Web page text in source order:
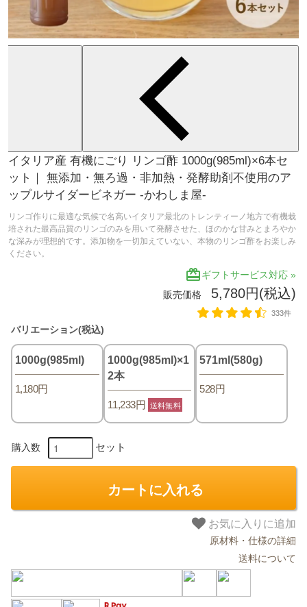
イタリア産 有機にごり リンゴ酢 1000g(985ml)×6本セ
ット｜ 無添加・無ろ過・非加熱・発酵助剤不使用のア
ップルサイダービネガー -かわしま屋-
リンゴ作りに最適な気候で名高いイタリア最北のトレンティーノ地方で有機栽
培された最高品質のリンゴのみを用いて発酵させた、ほのかな甘みとまろやか
な深みが理想的です。添加物を一切加えていない、本物のリンゴ酢をお楽しみ
ください。
redeemギフトサービス対応 »
販売価格 5,780円(税込)
333件
バリエーション(税込)
1000g(985ml)
1,180円
1000g(985ml)×1
2本
11,233円 送料無料
571ml(580g)
528円
購入数 セット
カートに入れる
お気に入りに追加
原材料・仕様の詳細
送料について